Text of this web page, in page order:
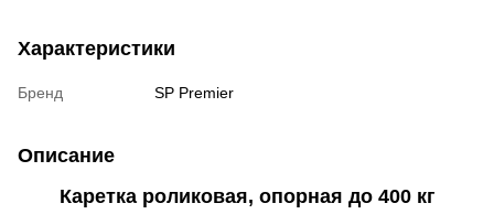
Характеристики
Бренд SP Premier
Описание
Каретка роликовая, опорная до 400 кг